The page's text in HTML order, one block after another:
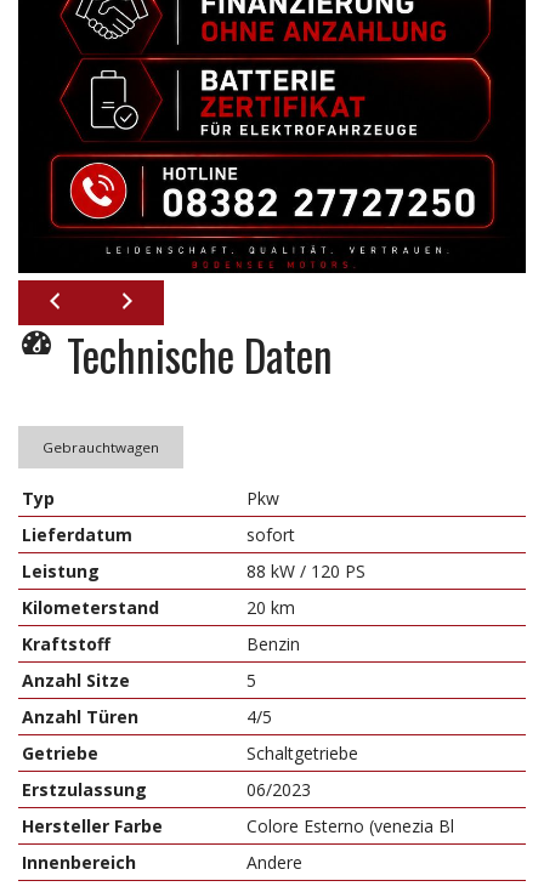
Technische Daten
Gebrauchtwagen
Typ
Pkw
Lieferdatum
sofort
Leistung
88 kW / 120 PS
Kilometerstand
20 km
Kraftstoff
Benzin
Anzahl Sitze
5
Anzahl Türen
4/5
Getriebe
Schaltgetriebe
Erstzulassung
06/2023
Hersteller Farbe
Colore Esterno (venezia Bl
Innenbereich
Andere